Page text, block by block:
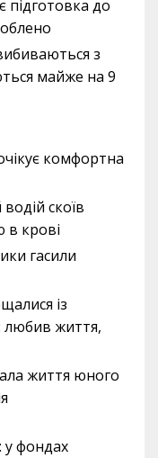
підготовка до
з
майже на 9
комфортна
скоїв
в крові
гасили
із
любив життя,
життя юного
у фондах